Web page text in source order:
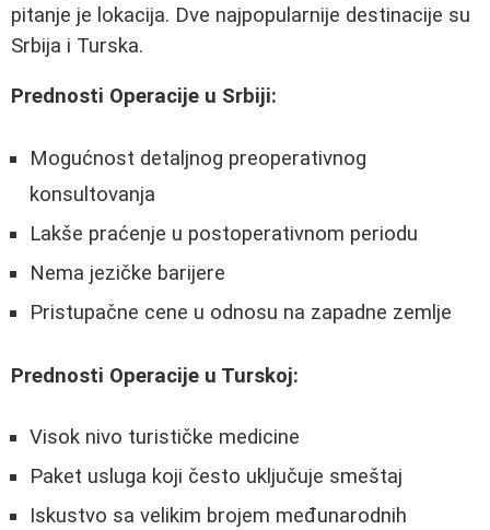
pitanje je lokacija. Dve najpopularnije destinacije su
Srbija i Turska.
Prednosti Operacije u Srbiji:
Mogućnost detaljnog preoperativnog
konsultovanja
Lakše praćenje u postoperativnom periodu
Nema jezičke barijere
Pristupačne cene u odnosu na zapadne zemlje
Prednosti Operacije u Turskoj:
Visok nivo turističke medicine
Paket usluga koji često uključuje smeštaj
Iskustvo sa velikim brojem međunarodnih